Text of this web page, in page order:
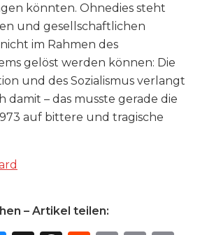
könnten. Ohnedies steht
und gesellschaftlichen
im Rahmen des
gelöst werden können: Die
und des Sozialismus verlangt
damit – das musste gerade die
auf bittere und tragische
– Artikel teilen: